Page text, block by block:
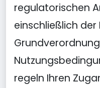
regulatorischen
einschließlich
regeln Ihren